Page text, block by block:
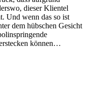
dieser Klientel
Und wenn das so ist
dem hübschen Gesicht
können…